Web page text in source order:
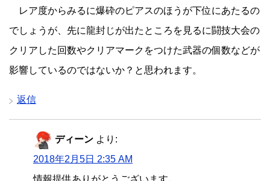
レア度からみるに爆砕のピアスのほうが下位にあたるの
でしょうが、先に龍封じが出たところを見るに闘技大会の
クリアした回数やクリアマークをつけた武器の個数などが
影響しているのではないか？と思われます。
返信
ディーン より:
2018年2月5日 2:35 AM
情報提供ありがとうございます。